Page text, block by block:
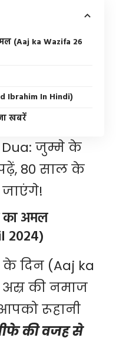
(Aaj ka Wazifa 26
Ibrahim In Hindi)
खबरें
जुम्मे के
80 साल के
जाएंगे!
अमल
2024)
दिन (Aaj ka
अस्र की नमाज
रूहानी
की वजह से